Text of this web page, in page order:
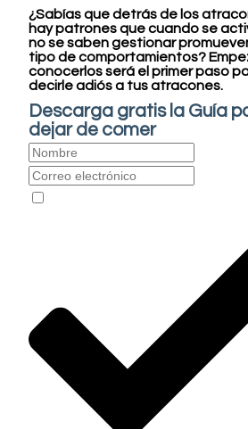
¿Sabías que detrás de los
hay patrones que cuando se
no se saben gestionar
tipo de comportamientos?
conocerlos será el primer paso
decirle adiós a tus atracones.
Descarga gratis la Guía
dejar de comer